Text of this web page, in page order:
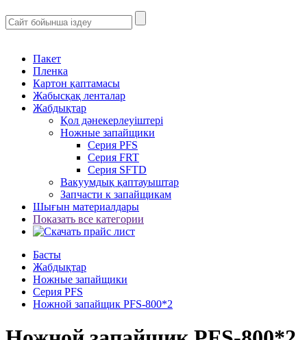
Пакет
Пленка
Картон қаптамасы
Жабысқақ ленталар
Жабдықтар
Қол дәнекерлеуіштері
Ножные запайщики
Серия PFS
Серия FRT
Серия SFTD
Вакуумдық қаптауыштар
Запчасти к запайщикам
Шығын материалдары
Показать все категории
Басты
Жабдықтар
Ножные запайщики
Серия PFS
Ножной запайщик PFS-800*2